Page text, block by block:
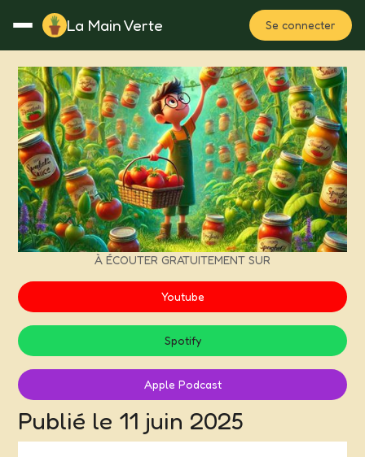
La Main Verte Se connecter
Rotation Notes Fertilisation Plan
À ÉCOUTER GRATUITEMENT SUR
Youtube
Spotify
Apple Podcast
Publié le 11 juin 2025